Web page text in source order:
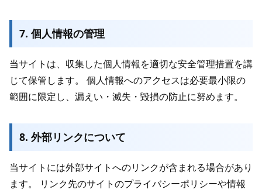
7. 個人情報の管理
当サイトは、収集した個人情報を適切な安全管理措置を講
じて保管します。 個人情報へのアクセスは必要最小限の
範囲に限定し、漏えい・滅失・毀損の防止に努めます。
8. 外部リンクについて
当サイトには外部サイトへのリンクが含まれる場合があり
ます。 リンク先のサイトのプライバシーポリシーや情報